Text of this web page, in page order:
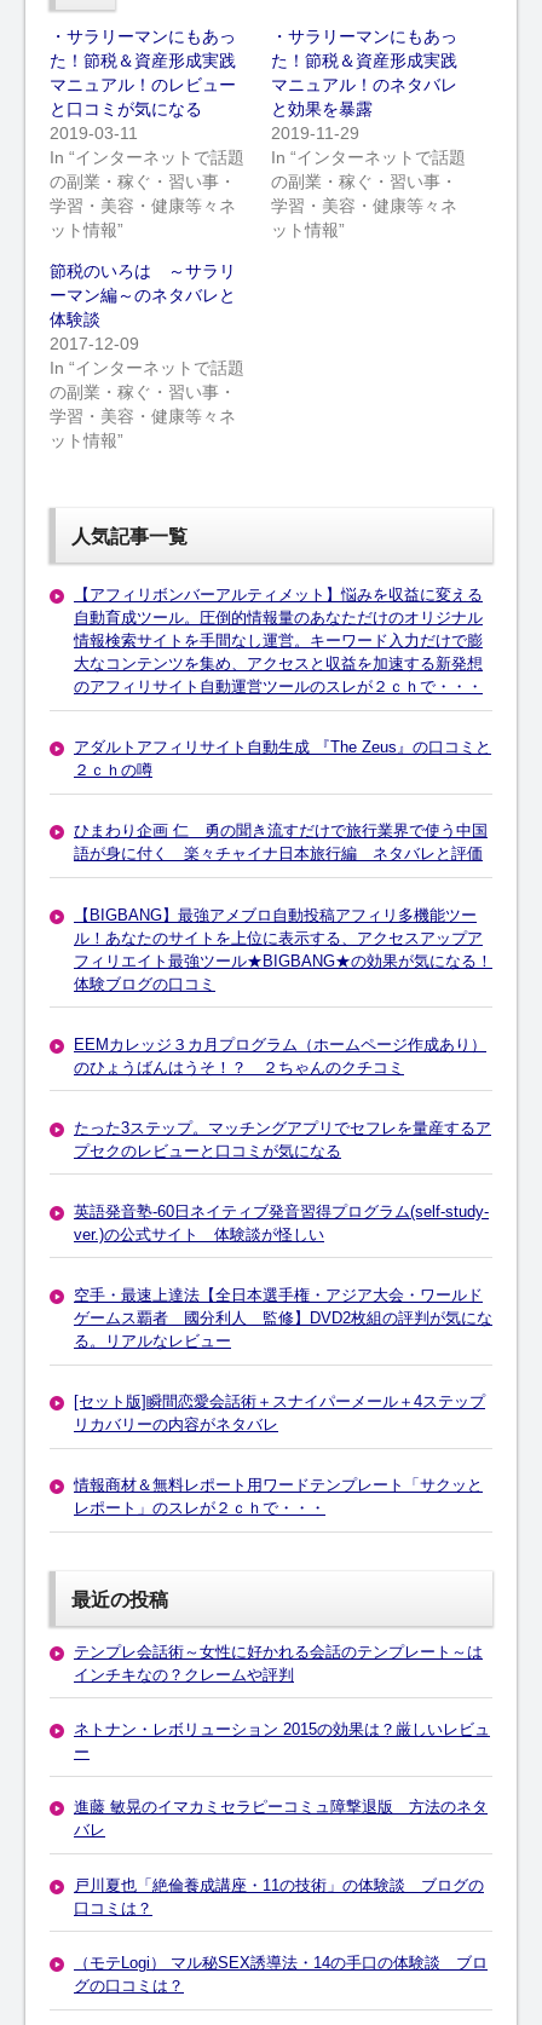
・サラリーマンにもあっ
た！節税＆資産形成実践
マニュアル！のレビュー
と口コミが気になる
2019-03-11
In “インターネットで話題
の副業・稼ぐ・習い事・
学習・美容・健康等々ネ
ット情報”
・サラリーマンにもあっ
た！節税＆資産形成実践
マニュアル！のネタバレ
と効果を暴露
2019-11-29
In “インターネットで話題
の副業・稼ぐ・習い事・
学習・美容・健康等々ネ
ット情報”
節税のいろは ～サラリ
ーマン編～のネタバレと
体験談
2017-12-09
In “インターネットで話題
の副業・稼ぐ・習い事・
学習・美容・健康等々ネ
ット情報”
人気記事一覧
【アフィリボンバーアルティメット】悩みを収益に変える
自動育成ツール。圧倒的情報量のあなただけのオリジナル
情報検索サイトを手間なし運営。キーワード入力だけで膨
大なコンテンツを集め、アクセスと収益を加速する新発想
のアフィリサイト自動運営ツールのスレが２ｃｈで・・・
アダルトアフィリサイト自動生成 『The Zeus』の口コミと
２ｃｈの噂
ひまわり企画 仁 勇の聞き流すだけで旅行業界で使う中国
語が身に付く 楽々チャイナ日本旅行編 ネタバレと評価
【BIGBANG】最強アメブロ自動投稿アフィリ多機能ツー
ル！あなたのサイトを上位に表示する、アクセスアップア
フィリエイト最強ツール★BIGBANG★の効果が気になる！
体験ブログの口コミ
EEMカレッジ３カ月プログラム（ホームページ作成あり）
のひょうばんはうそ！？ ２ちゃんのクチコミ
たった3ステップ。マッチングアプリでセフレを量産するア
プセクのレビューと口コミが気になる
英語発音塾-60日ネイティブ発音習得プログラム(self-study-
ver.)の公式サイト 体験談が怪しい
空手・最速上達法【全日本選手権・アジア大会・ワールド
ゲームス覇者 國分利人 監修】DVD2枚組の評判が気にな
る。リアルなレビュー
[セット版]瞬間恋愛会話術＋スナイパーメール＋4ステップ
リカバリーの内容がネタバレ
情報商材＆無料レポート用ワードテンプレート「サクッと
レポート」のスレが２ｃｈで・・・
最近の投稿
テンプレ会話術～女性に好かれる会話のテンプレート～は
インチキなの？クレームや評判
ネトナン・レボリューション 2015の効果は？厳しいレビュ
ー
進藤 敏晃のイマカミセラピーコミュ障撃退版 方法のネタ
バレ
戸川夏也「絶倫養成講座・11の技術」の体験談 ブログの
口コミは？
（モテLogi） マル秘SEX誘導法・14の手口の体験談 ブロ
グの口コミは？